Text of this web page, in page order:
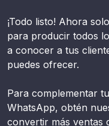
¡Todo listo! Ahora
para producir todos
a conocer a tus
puedes ofrecer.
Para complementar
WhatsApp, obtén
convertir más ventas